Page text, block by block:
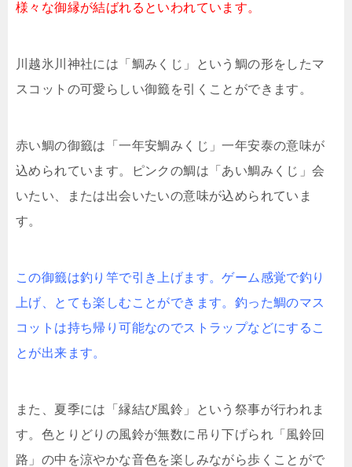
様々な御縁が結ばれるといわれています。
川越氷川神社には「鯛みくじ」という鯛の形をしたマ
スコットの可愛らしい御籤を引くことができます。
赤い鯛の御籤は「一年安鯛みくじ」一年安泰の意味が
込められています。ピンクの鯛は「あい鯛みくじ」会
いたい、または出会いたいの意味が込められていま
す。
この御籤は釣り竿で引き上げます。ゲーム感覚で釣り
上げ、とても楽しむことができます。釣った鯛のマス
コットは持ち帰り可能なのでストラップなどにするこ
とが出来ます。
また、夏季には「縁結び風鈴」という祭事が行われま
す。色とりどりの風鈴が無数に吊り下げられ「風鈴回
路」の中を涼やかな音色を楽しみながら歩くことがで